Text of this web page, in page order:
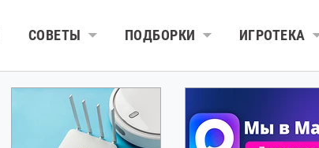
СОВЕТЫ ПОДБОРКИ ИГРОТЕКА